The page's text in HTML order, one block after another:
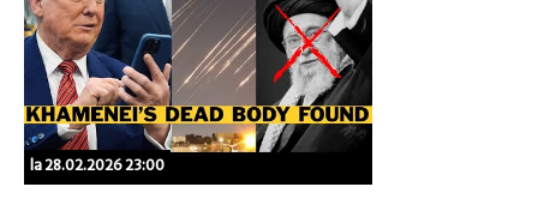
la 28.02.2026 23:00